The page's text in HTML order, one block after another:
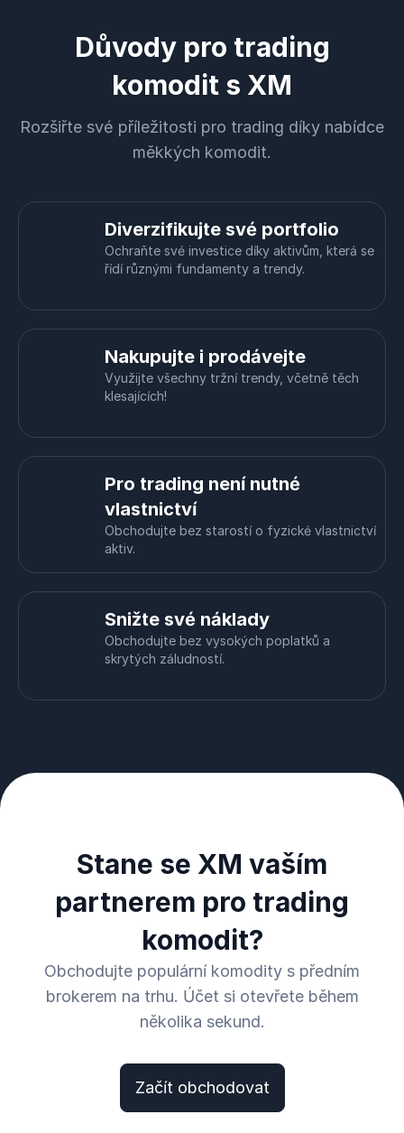
Důvody pro trading
komodit s XM
Rozšiřte své příležitosti pro trading díky nabídce
měkkých komodit.
Diverzifikujte své portfolio
Ochraňte své investice díky aktivům, která se
řídí různými fundamenty a trendy.
Nakupujte i prodávejte
Využijte všechny tržní trendy, včetně těch
klesajících!
Pro trading není nutné
vlastnictví
Obchodujte bez starostí o fyzické vlastnictví
aktiv.
Snižte své náklady
Obchodujte bez vysokých poplatků a
skrytých záludností.
Stane se XM vaším
partnerem pro trading
komodit?
Obchodujte populární komodity s předním
brokerem na trhu. Účet si otevřete během
několika sekund.
Začít obchodovat